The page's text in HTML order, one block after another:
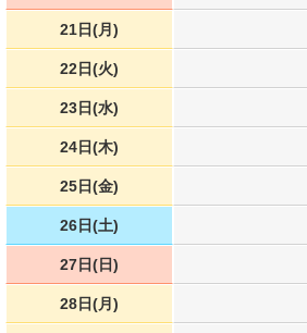
21日(月)
22日(火)
23日(水)
24日(木)
25日(金)
26日(土)
27日(日)
28日(月)